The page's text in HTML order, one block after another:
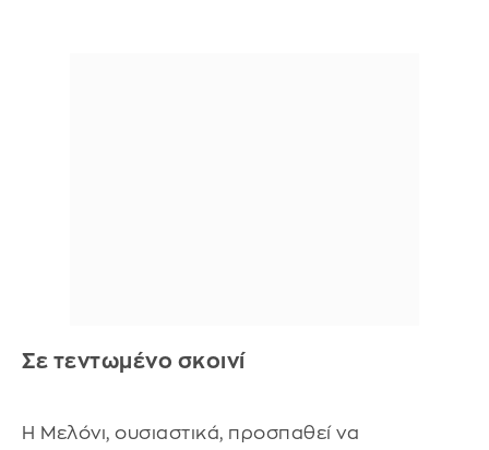
Σε τεντωμένο σκοινί
Η Μελόνι, ουσιαστικά, προσπαθεί να